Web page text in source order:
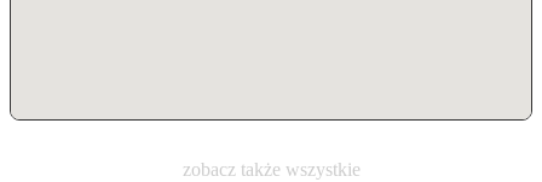
zobacz także wszystkie